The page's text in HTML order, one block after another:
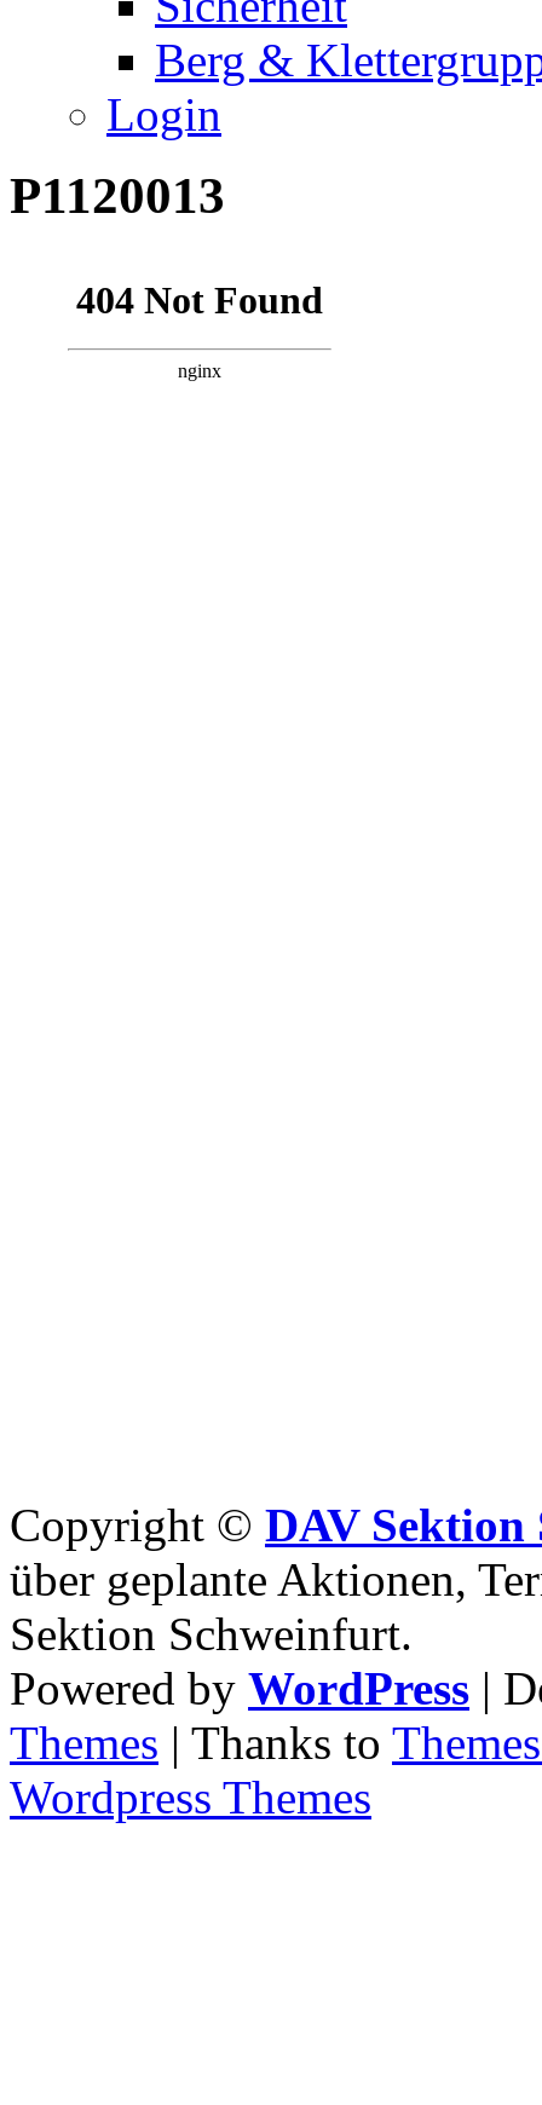
Berg &
Login
P1120013
Copyright © DAV
über geplante Aktionen,
Sektion Schweinfurt.
Powered by WordPress |
Themes | Thanks to
Wordpress Themes